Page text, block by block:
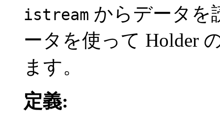
istream からデータを
ータを使って Holder
ます。
定義: